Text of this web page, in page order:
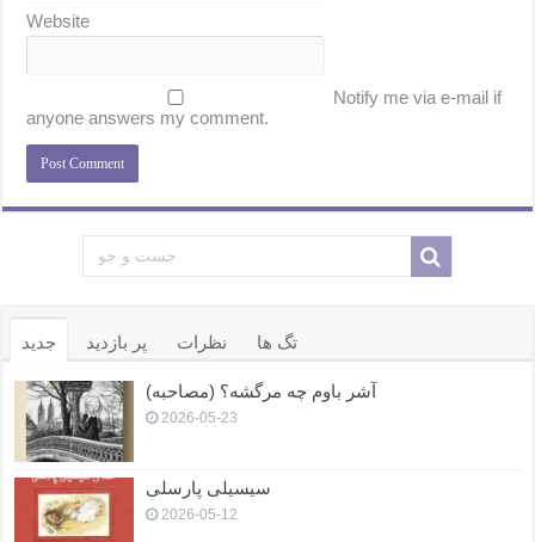
Website
Notify me via e-mail if
anyone answers my comment.
جدید پر بازدید نظرات تگ ها
آشر باوم چه مرگشه؟ (مصاحبه)
2026-05-23
سیسیلی پارسلی
2026-05-12